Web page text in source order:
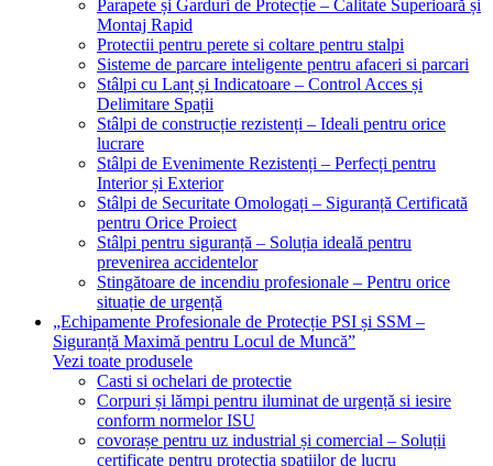
Parapete și Garduri de Protecție – Calitate Superioară și
Montaj Rapid
Protectii pentru perete si coltare pentru stalpi
Sisteme de parcare inteligente pentru afaceri si parcari
Stâlpi cu Lanț și Indicatoare – Control Acces și
Delimitare Spații
Stâlpi de construcție rezistenți – Ideali pentru orice
lucrare
Stâlpi de Evenimente Rezistenți – Perfecți pentru
Interior și Exterior
Stâlpi de Securitate Omologați – Siguranță Certificată
pentru Orice Proiect
Stâlpi pentru siguranță – Soluția ideală pentru
prevenirea accidentelor
Stingătoare de incendiu profesionale – Pentru orice
situație de urgență
„Echipamente Profesionale de Protecție PSI și SSM –
Siguranță Maximă pentru Locul de Muncă”
Vezi toate produsele
Casti si ochelari de protectie
Corpuri și lămpi pentru iluminat de urgență si iesire
conform normelor ISU
covorașe pentru uz industrial și comercial – Soluții
certificate pentru protecția spațiilor de lucru